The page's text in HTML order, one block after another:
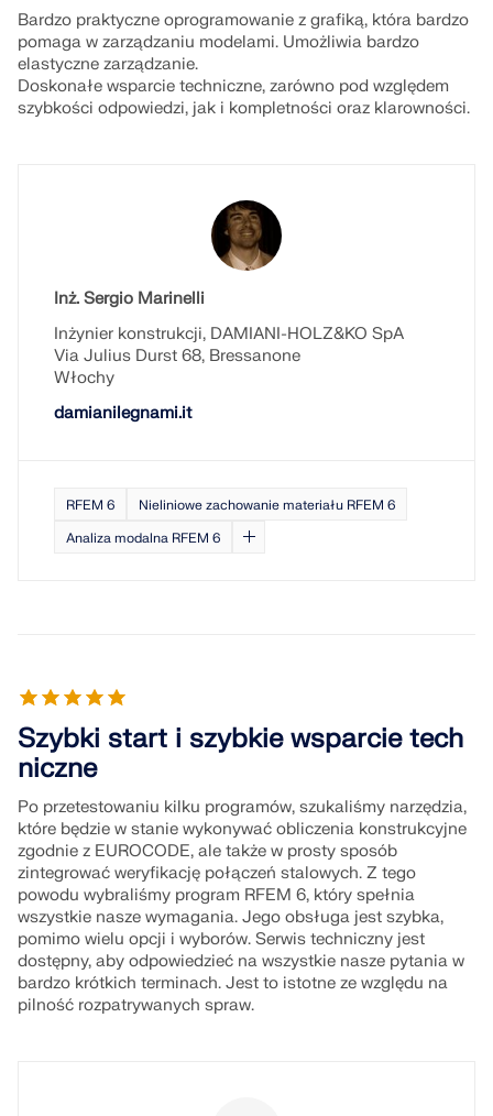
Bardzo praktyczne oprogramowanie z grafiką, która bardzo
pomaga w zarządzaniu modelami. Umożliwia bardzo
elastyczne zarządzanie.
Doskonałe wsparcie techniczne, zarówno pod względem
szybkości odpowiedzi, jak i kompletności oraz klarowności.
Inż. Sergio Marinelli
Inżynier konstrukcji, DAMIANI-HOLZ&KO SpA
Via Julius Durst 68, Bressanone
Włochy
damianilegnami.it
RFEM 6
Nieliniowe zachowanie materiału RFEM 6
Analiza modalna RFEM 6
Szybki start i szybkie wsparcie tech
niczne
Po przetestowaniu kilku programów, szukaliśmy narzędzia,
które będzie w stanie wykonywać obliczenia konstrukcyjne
zgodnie z EUROCODE, ale także w prosty sposób
zintegrować weryfikację połączeń stalowych. Z tego
powodu wybraliśmy program RFEM 6, który spełnia
wszystkie nasze wymagania. Jego obsługa jest szybka,
pomimo wielu opcji i wyborów. Serwis techniczny jest
dostępny, aby odpowiedzieć na wszystkie nasze pytania w
bardzo krótkich terminach. Jest to istotne ze względu na
pilność rozpatrywanych spraw.